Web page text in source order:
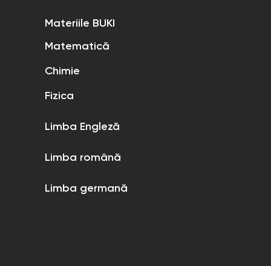
Materiile BUKI
Matematică
Chimie
Fizica
Limba Engleză
Limba română
Limba germană